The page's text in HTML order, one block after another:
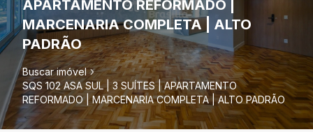
APARTAMENTO REFORMADO |
MARCENARIA COMPLETA | ALTO
PADRÃO
Buscar imóvel
SQS 102 ASA SUL | 3 SUÍTES | APARTAMENTO
REFORMADO | MARCENARIA COMPLETA | ALTO PADRÃO